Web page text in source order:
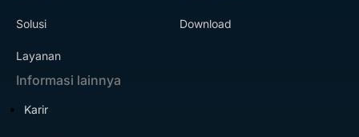
Solusi
Layanan
Download
Informasi lainnya
Karir